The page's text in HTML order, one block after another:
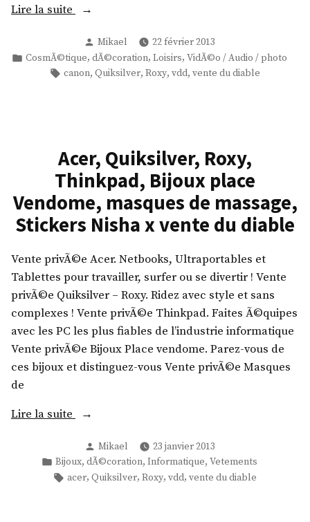
d
e
»
r
’
l
x
v
e
n
e
d
u
d
i
a
b
l
a
k
s
i
l
v
e
r
,
R
o
x
y
M
T
a
w
o
r
e
,
e
O
n
l
y
,
D
o
o
l
Lire la suite
u
l
v
e
r
,
o
x
y
,
C
a
n
,
e
p
Publié
par
Mikael
22 février 2013
Publié
CosmÃ©tique, dÃ©coration, Loisirs, VidÃ©o / Audio / photo
Étiquettes :
canon, Quiksilver, Roxy, vdd, vente du diable
Acer, Quiksilver, Roxy,
Thinkpad, Bijoux place
Vendome, masques de massage,
Stickers Nisha x vente du diable
Vente privÃ©e Acer. Netbooks, Ultraportables et
Tablettes pour travailler, surfer ou se divertir ! Vente
privÃ©e Quiksilver – Roxy. Ridez avec style et sans
complexes ! Vente privÃ©e Thinkpad. Faites Ã©quipes
avec les PC les plus fiables de l’industrie informatique
Vente privÃ©e Bijoux Place vendome. Parez-vous de
ces bijoux et distinguez-vous Vente privÃ©e Masques
de
Lire la suite
c
e
Publié
par
Mikael
23 janvier 2013
Publié
dans
Bijoux, dÃ©coration, Informatique, Vetements
Étiquettes :
acer, Quiksilver, Roxy, vdd, vente du diable